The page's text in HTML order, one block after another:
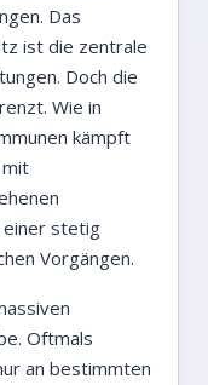
Das
ist die zentrale
Doch die
Wie in
kämpft
mit
einer stetig
Vorgängen.
Oftmals
an bestimmten